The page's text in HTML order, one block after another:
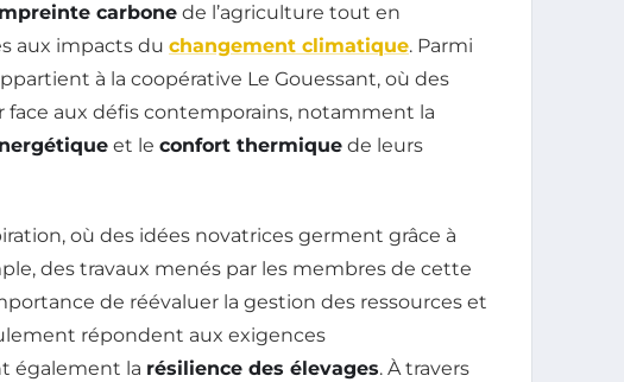
carbone de l’agriculture tout en
aux impacts du changement climatique. Parmi
à la coopérative Le Gouessant, où des
aux défis contemporains, notamment la
et le confort thermique de leurs
où des idées novatrices germent grâce à
des travaux menés par les membres de cette
de réévaluer la gestion des ressources et
répondent aux exigences
également la résilience des élevages. À travers